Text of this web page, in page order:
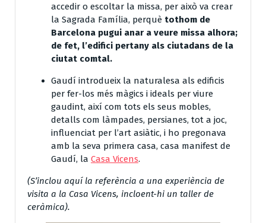
accedir o escoltar la missa, per això va crear
la Sagrada Família, perquè tothom de
Barcelona pugui anar a veure missa alhora;
de fet, l’edifici pertany als ciutadans de la
ciutat comtal.
Gaudí introdueix la naturalesa als edificis
per fer-los més màgics i ideals per viure
gaudint, així com tots els seus mobles,
detalls com làmpades, persianes, tot a joc,
influenciat per l’art asiàtic, i ho pregonava
amb la seva primera casa, casa manifest de
Gaudí, la Casa Vicens.
(S’inclou aquí la referència a una experiència de
visita a la Casa Vicens, incloent-hi un taller de
ceràmica).